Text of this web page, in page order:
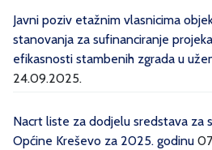
Javni poziv etažnim vlasnicima
stanovanja za sufinanciranje
efikasnosti stambenih zgrada u
24.09.2025.
Nacrt liste za dodjelu sredstava za
Općine Kreševo za 2025. godinu